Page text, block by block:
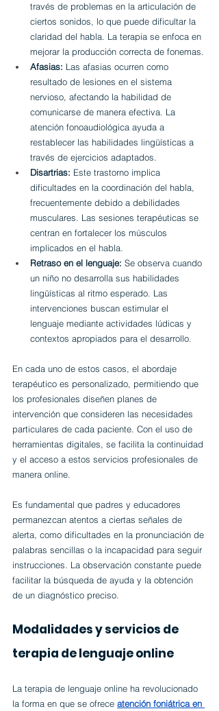
través de problemas en la articulación de
ciertos sonidos, lo que puede dificultar la
claridad del habla. La terapia se enfoca en
mejorar la producción correcta de fonemas.
Afasias: Las afasias ocurren como
resultado de lesiones en el sistema
nervioso, afectando la habilidad de
comunicarse de manera efectiva. La
atención fonoaudiológica ayuda a
restablecer las habilidades lingüísticas a
través de ejercicios adaptados.
Disartrias: Este trastorno implica
dificultades en la coordinación del habla,
frecuentemente debido a debilidades
musculares. Las sesiones terapéuticas se
centran en fortalecer los músculos
implicados en el habla.
Retraso en el lenguaje: Se observa cuando
un niño no desarrolla sus habilidades
lingüísticas al ritmo esperado. Las
intervenciones buscan estimular el
lenguaje mediante actividades lúdicas y
contextos apropiados para el desarrollo.
En cada uno de estos casos, el abordaje
terapéutico es personalizado, permitiendo que
los profesionales diseñen planes de
intervención que consideren las necesidades
particulares de cada paciente. Con el uso de
herramientas digitales, se facilita la continuidad
y el acceso a estos servicios profesionales de
manera online.
Es fundamental que padres y educadores
permanezcan atentos a ciertas señales de
alerta, como dificultades en la pronunciación de
palabras sencillas o la incapacidad para seguir
instrucciones. La observación constante puede
facilitar la búsqueda de ayuda y la obtención
de un diagnóstico preciso.
Modalidades y servicios de
terapia de lenguaje online
La terapia de lenguaje online ha revolucionado
la forma en que se ofrece atención foniátrica en